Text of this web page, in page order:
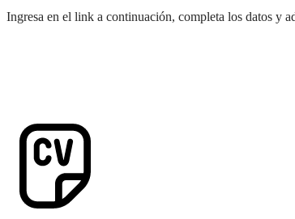
Ingresa en el link a continuación, completa los datos y